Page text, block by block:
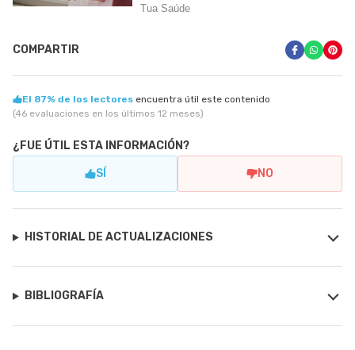
COMPARTIR
El 87% de los lectores encuentra útil este contenido
(46 evaluaciones en los últimos 12 meses)
¿FUE ÚTIL ESTA INFORMACIÓN?
SÍ NO
HISTORIAL DE ACTUALIZACIONES
BIBLIOGRAFÍA